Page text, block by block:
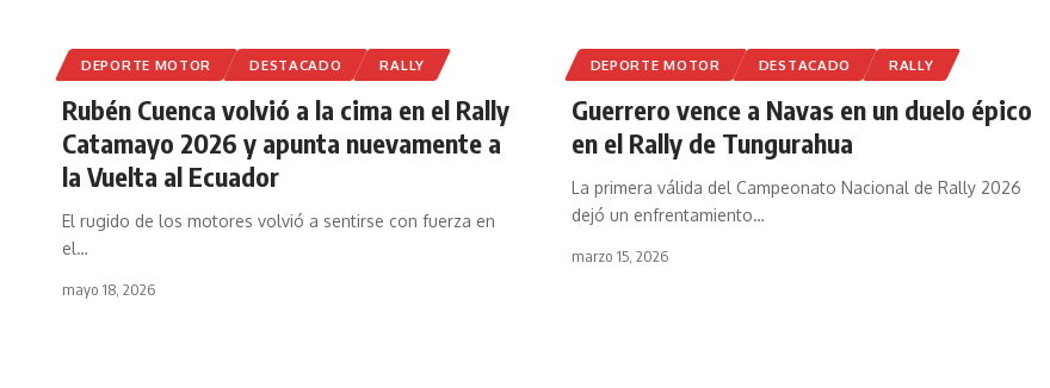
DEPORTE MOTOR DESTACADO RALLY
Rubén Cuenca volvió a la cima en el Rally
Catamayo 2026 y apunta nuevamente a
la Vuelta al Ecuador
El rugido de los motores volvió a sentirse con fuerza en
el…
mayo 18, 2026
DEPORTE MOTOR DESTACADO RALLY
Guerrero vence a Navas en un duelo épico
en el Rally de Tungurahua
La primera válida del Campeonato Nacional de Rally 2026
dejó un enfrentamiento…
marzo 15, 2026